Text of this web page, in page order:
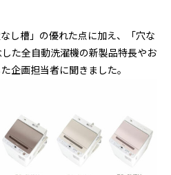
し槽」の優れた点に加え、「穴な
た全自動洗濯機の新製品特長やお
企画担当者に聞きました。